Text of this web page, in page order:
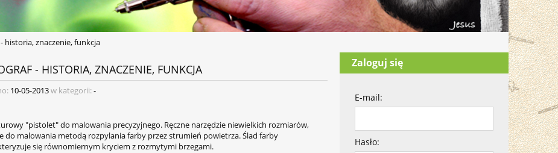
historia, znaczenie, funkcja
- HISTORIA, ZNACZENIE, FUNKCJA
10-05-2013w kategorii:-
"pistolet" do malowania precyzyjnego. Ręczne narzędzie niewielkich rozmiarów,
do malowania metodą rozpylania farby przez strumień powietrza. Ślad farby
się równomiernym kryciem z rozmytymi brzegami.
Zaloguj się
E-mail:
Hasło: